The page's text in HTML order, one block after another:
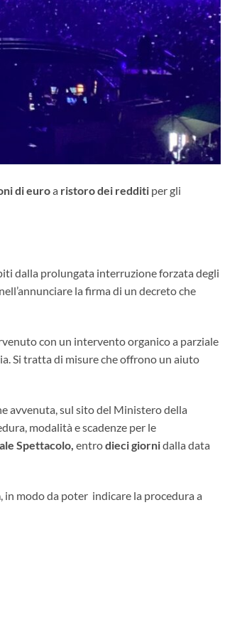
di euroa ristoro dei redditi per gli
dalla prolungata interruzione forzata degli
la firma di un decreto che
con un intervento organico a parziale
Si tratta di misure che offrono un aiuto
avvenuta, sul sito del Ministero della
modalità e scadenze per le
Spettacolo, entrodieci giornidalla data
, in modo da poter indicare la procedura a